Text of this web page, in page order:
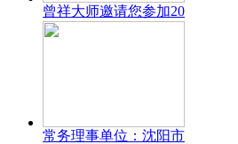
曾祥大师邀请您参加20
常务理事单位：沈阳市